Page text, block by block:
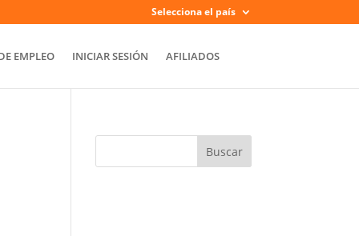
Selecciona el país
EMPLEO INICIAR SESIÓN AFILIADOS